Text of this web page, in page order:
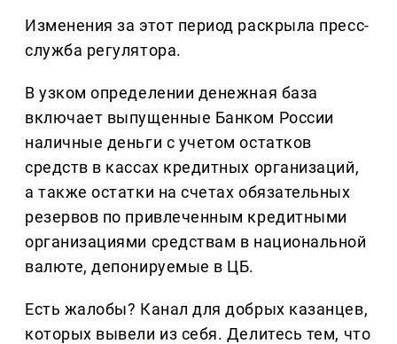
Изменения за этот период раскрыла пресс-
служба регулятора.
В узком определении денежная база
включает выпущенные Банком России
наличные деньги с учетом остатков
средств в кассах кредитных организаций,
а также остатки на счетах обязательных
резервов по привлеченным кредитными
организациями средствам в национальной
валюте, депонируемые в ЦБ.
Есть жалобы? Канал для добрых казанцев,
которых вывели из себя. Делитеcь тем, что